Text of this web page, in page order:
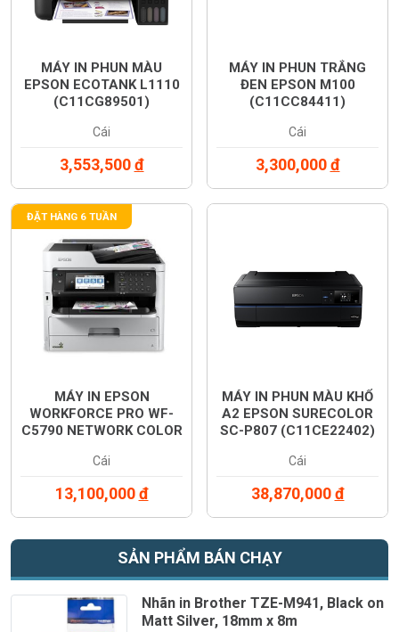
MÁY IN PHUN MÀU
EPSON ECOTANK L1110
(C11CG89501)
Cái
3,553,500đ
MÁY IN PHUN TRẮNG
ĐEN EPSON M100
(C11CC84411)
Cái
3,300,000đ
ĐẶT HÀNG 6 TUẦN
MÁY IN EPSON
WORKFORCE PRO WF-
C5790 NETWORK COLOR
Cái
13,100,000đ
MÁY IN PHUN MÀU KHỔ
A2 EPSON SURECOLOR
SC-P807 (C11CE22402)
Cái
38,870,000đ
SẢN PHẨM BÁN CHẠY
Nhãn in Brother TZE-M941, Black on
Matt Silver, 18mm x 8m